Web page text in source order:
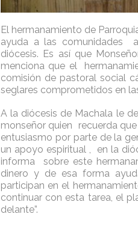
El hermanamiento de
ayuda a las comunidades
diócesis. Es así que
menciona que el
comisión de pastoral social
seglares comprometidos en
A la diócesis de Machala le
monseñor quien recuerda
entusiasmo por parte de la
un apoyo espiritual , en la
informa sobre este
dinero y de esa forma
participan en el
continuar con esta tarea, el
delante”.